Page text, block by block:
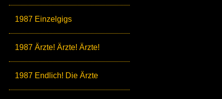
1987 Einzelgigs
1987 Ärzte! Ärzte! Ärzte!
1987 Endlich! Die Ärzte